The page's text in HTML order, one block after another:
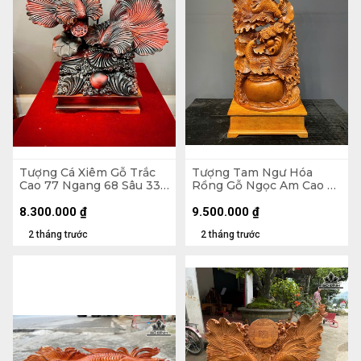
Tượng Cá Xiêm Gỗ Trắc
Cao 77 Ngang 68 Sâu 33
2 tháng trước
8.300.000 ₫
Tượng Tam Ngư Hóa
Rồng Gỗ Ngọc Am Cao Cả
(cm) - Kỷ Cao 15 (cm)
2 tháng trước
9.500.000 ₫